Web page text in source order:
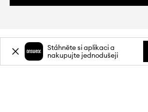
Stáhněte si aplikaci a
nakupujte jednodušeji